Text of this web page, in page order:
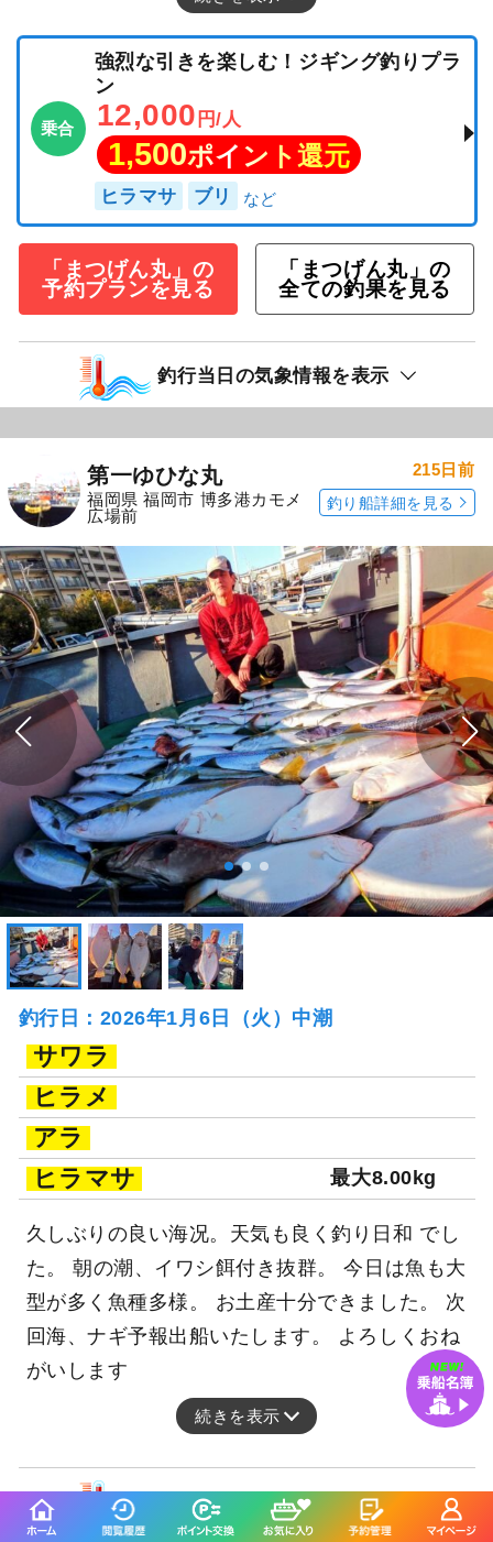
乗合
強烈な引きを楽しむ！ジギング釣りプラ
ン
12,000 円/人
1,500ポイント還元
ヒラマサ ブリ
「まつげん丸」の
予約プランを見る
「まつげん丸」の
全ての釣果を見る
釣行当日の気象情報を表示
第一ゆひな丸
福岡県 福岡市 博多港カモメ
広場前
215日前
釣り船詳細を見る
釣行日：2026年1月6日（火）中潮
サワラ
ヒラメ
アラ
ヒラマサ
最大8.00kg
久しぶりの良い海况。天気も良く釣り日和 でし
た。 朝の潮、イワシ餌付き抜群。 今日は魚も大
型が多く魚種多様。 お土産十分できました。 次
回海、ナギ予報出船いたします。 よろしくおね
がいします
続きを表示
釣行当日の気象情報を表示